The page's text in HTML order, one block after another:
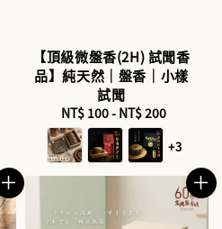
【頂級微盤香(2H) 試聞香
品】純天然｜盤香｜小樣
試聞
Regular
price
NT$ 100- NT$ 200
+3